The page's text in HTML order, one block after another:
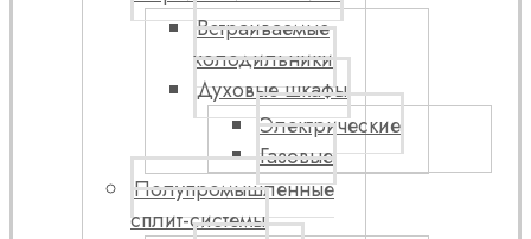
Встраиваемые
холодильники
Духовые шкафы
Электрические
Газовые
Полупромышленные
сплит-системы